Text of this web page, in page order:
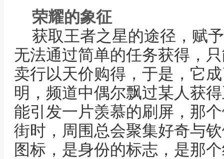
荣耀的象征
获取王者之星的途径，赋
无法通过简单的任务获得，
卖行以天价购得，于是，它
明，频道中偶尔飘过某人获
能引发一片羡慕的刷屏，那
街时，周围总会聚集好奇与
图标，是身份的标志，是那